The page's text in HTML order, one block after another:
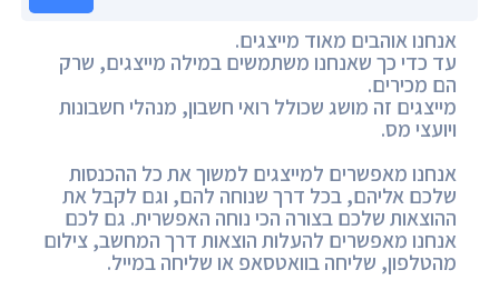
אנחנו אוהבים מאוד מייצגים.
עד כדי כך שאנחנו משתמשים במילה מייצגים, שרק
הם מכירים.
מייצגים זה מושג שכולל רואי חשבון, מנהלי חשבונות
ויועצי מס.
אנחנו מאפשרים למייצגים למשוך את כל ההכנסות
שלכם אליהם, בכל דרך שנוחה להם, וגם לקבל את
ההוצאות שלכם בצורה הכי נוחה האפשרית. גם לכם
אנחנו מאפשרים להעלות הוצאות דרך המחשב, צילום
מהטלפון, שליחה בוואטסאפ או שליחה במייל.